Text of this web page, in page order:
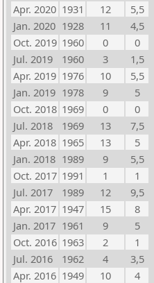
Apr. 2020 1931 12
5,5
Jan. 2020 1928 11
4,5
Oct. 2019 1960 0
0
Jul. 2019
1960 3
1,5
Apr. 2019 1976 10
5,5
Jan. 2019 1978 9
5
Oct. 2018 1969 0
0
Jul. 2018
1969 13
7,5
Apr. 2018 1965 13
5
Jan. 2018 1989 9
5,5
Oct. 2017 1991 1
1
Jul. 2017
1989 12
9,5
Apr. 2017 1947 15
8
Jan. 2017 1961 9
5
Oct. 2016 1963 2
1
Jul. 2016
1962 4
3,5
Apr. 2016 1949 10
4